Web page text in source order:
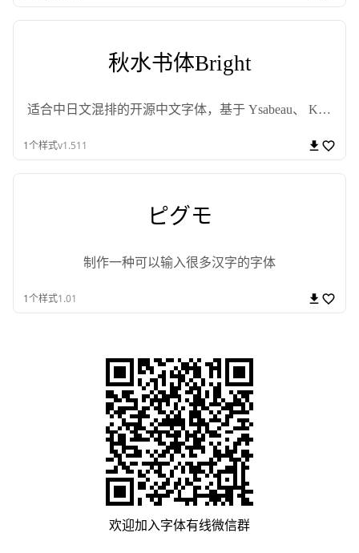
秋水书体Bright
适合中日文混排的开源中文字体，基于 Ysabeau、 Klee
1个样式v1.511
ピグモ
制作一种可以输入很多汉字的字体
1个样式1.01
欢迎加入字体有线微信群